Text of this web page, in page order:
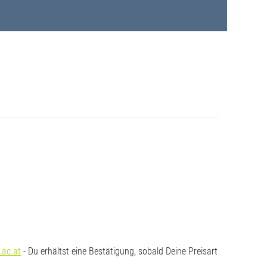
- Du erhältst eine Bestätigung, sobald Deine Preisart